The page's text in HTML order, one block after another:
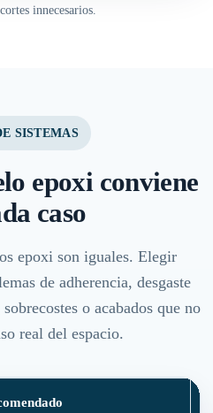
innecesarios.
SISTEMAS
epoxi conviene
caso
epoxi son iguales. Elegir
de adherencia, desgaste
o acabados que no
real del espacio.